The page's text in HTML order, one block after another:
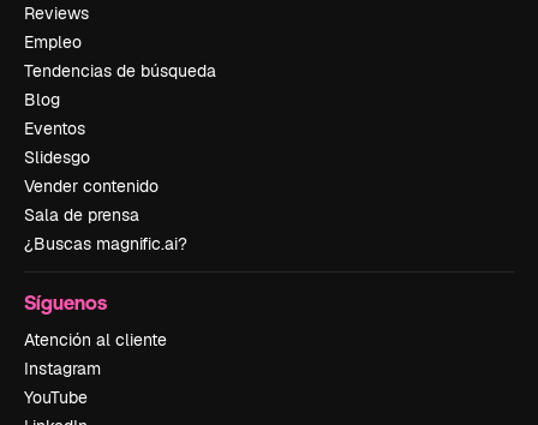
Reviews
Empleo
Tendencias de búsqueda
Blog
Eventos
Slidesgo
Vender contenido
Sala de prensa
¿Buscas magnific.ai?
Síguenos
Atención al cliente
Instagram
YouTube